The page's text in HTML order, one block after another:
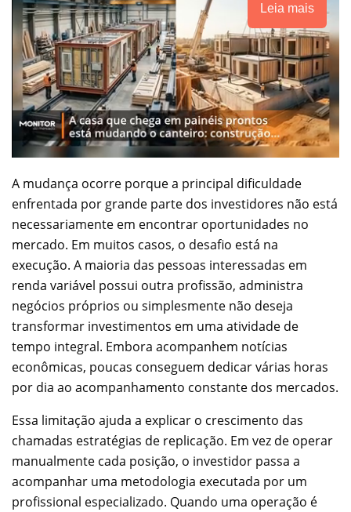
Leia mais
A mudança ocorre porque a principal dificuldade
enfrentada por grande parte dos investidores não está
necessariamente em encontrar oportunidades no
mercado. Em muitos casos, o desafio está na
execução. A maioria das pessoas interessadas em
renda variável possui outra profissão, administra
negócios próprios ou simplesmente não deseja
transformar investimentos em uma atividade de
tempo integral. Embora acompanhem notícias
econômicas, poucas conseguem dedicar várias horas
por dia ao acompanhamento constante dos mercados.
Essa limitação ajuda a explicar o crescimento das
chamadas estratégias de replicação. Em vez de operar
manualmente cada posição, o investidor passa a
acompanhar uma metodologia executada por um
profissional especializado. Quando uma operação é